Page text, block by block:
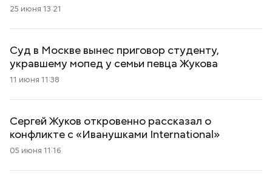
25 июня 13:21
Суд в Москве вынес приговор студенту,
укравшему мопед у семьи певца Жукова
11 июня 11:38
Сергей Жуков откровенно рассказал о
конфликте с «Иванушками International»
05 июня 11:16